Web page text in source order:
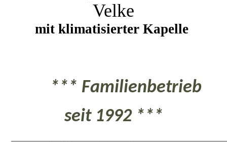
Velke
mit klimatisierter Kapelle
*** Familienbetrieb
seit 1992 ***